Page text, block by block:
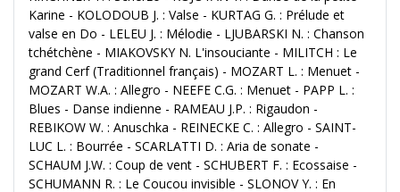
Karine - KOLODOUB J. : Valse - KURTAG G. : Prélude et
valse en Do - LELEU J. : Mélodie - LJUBARSKI N. : Chanson
tchétchène - MIAKOVSKY N. L'insouciante - MILITCH : Le
grand Cerf (Traditionnel français) - MOZART L. : Menuet -
MOZART W.A. : Allegro - NEEFE C.G. : Menuet - PAPP L. :
Blues - Danse indienne - RAMEAU J.P. : Rigaudon -
REBIKOW W. : Anuschka - REINECKE C. : Allegro - SAINT-
LUC L. : Bourrée - SCARLATTI D. : Aria de sonate -
SCHAUM J.W. : Coup de vent - SCHUBERT F. : Ecossaise -
SCHUMANN R. : Le Coucou invisible - SLONOV Y. : En